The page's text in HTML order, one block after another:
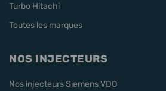
Turbo Hitachi
Toutes les marques
NOS INJECTEURS
Nos injecteurs Siemens VDO